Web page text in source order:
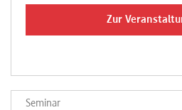
Zur
Seminar